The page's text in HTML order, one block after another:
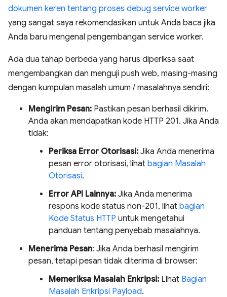
dokumen keren tentang proses debug service worker
yang sangat saya rekomendasikan untuk Anda baca jika
Anda baru mengenal pengembangan service worker.
Ada dua tahap berbeda yang harus diperiksa saat
mengembangkan dan menguji push web, masing-masing
dengan kumpulan masalah umum / masalahnya sendiri:
Mengirim Pesan: Pastikan pesan berhasil dikirim.
Anda akan mendapatkan kode HTTP 201. Jika Anda
tidak:
Periksa Error Otorisasi: Jika Anda menerima
pesan error otorisasi, lihat bagian Masalah
Otorisasi.
Error API Lainnya: Jika Anda menerima
respons kode status non-201, lihat bagian
Kode Status HTTP untuk mengetahui
panduan tentang penyebab masalahnya.
Menerima Pesan: Jika Anda berhasil mengirim
pesan, tetapi pesan tidak diterima di browser:
Memeriksa Masalah Enkripsi: Lihat Bagian
Masalah Enkripsi Payload.